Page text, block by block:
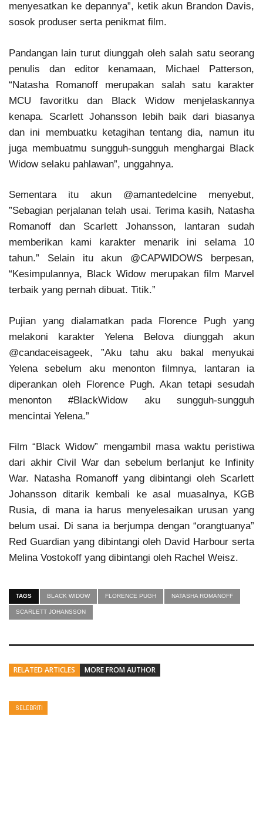
menyesatkan ke depannya”, ketik akun Brandon Davis,
sosok produser serta penikmat film.
Pandangan lain turut diunggah oleh salah satu seorang
penulis dan editor kenamaan, Michael Patterson,
“Natasha Romanoff merupakan salah satu karakter
MCU favoritku dan Black Widow menjelaskannya
kenapa. Scarlett Johansson lebih baik dari biasanya
dan ini membuatku ketagihan tentang dia, namun itu
juga membuatmu sungguh-sungguh menghargai Black
Widow selaku pahlawan”, unggahnya.
Sementara itu akun @amantedelcine menyebut,
”Sebagian perjalanan telah usai. Terima kasih, Natasha
Romanoff dan Scarlett Johansson, lantaran sudah
memberikan kami karakter menarik ini selama 10
tahun.” Selain itu akun @CAPWlDOWS berpesan,
“Kesimpulannya, Black Widow merupakan film Marvel
terbaik yang pernah dibuat. Titik.”
Pujian yang dialamatkan pada Florence Pugh yang
melakoni karakter Yelena Belova diunggah akun
@candaceisageek, ”Aku tahu aku bakal menyukai
Yelena sebelum aku menonton filmnya, lantaran ia
diperankan oleh Florence Pugh. Akan tetapi sesudah
menonton #BlackWidow aku sungguh-sungguh
mencintai Yelena.”
Film “Black Widow” mengambil masa waktu peristiwa
dari akhir Civil War dan sebelum berlanjut ke Infinity
War. Natasha Romanoff yang dibintangi oleh Scarlett
Johansson ditarik kembali ke asal muasalnya, KGB
Rusia, di mana ia harus menyelesaikan urusan yang
belum usai. Di sana ia berjumpa dengan “orangtuanya”
Red Guardian yang dibintangi oleh David Harbour serta
Melina Vostokoff yang dibintangi oleh Rachel Weisz.
TAGS BLACK WIDOW FLORENCE PUGH NATASHA ROMANOFF
SCARLETT JOHANSSON
RELATED ARTICLES MORE FROM AUTHOR
SELEBRITI